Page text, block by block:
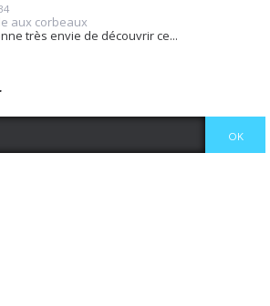
aux corbeaux
très envie de découvrir ce...